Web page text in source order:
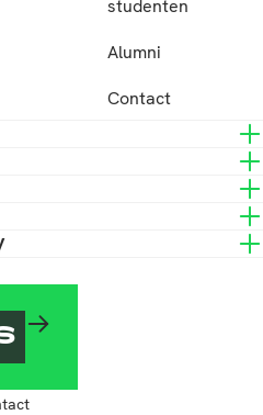
studenten
Alumni
Contact